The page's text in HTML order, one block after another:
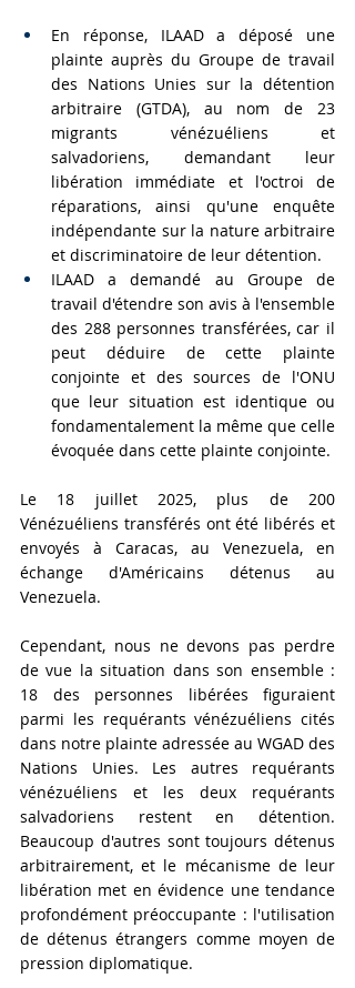
En réponse, ILAAD a déposé une
plainte auprès du Groupe de travail
des Nations Unies sur la détention
arbitraire (GTDA), au nom de 23
migrants vénézuéliens et
salvadoriens, demandant leur
libération immédiate et l'octroi de
réparations, ainsi qu'une enquête
indépendante sur la nature arbitraire
et discriminatoire de leur détention.
ILAAD a demandé au Groupe de
travail d'étendre son avis à l'ensemble
des 288 personnes transférées, car il
peut déduire de cette plainte
conjointe et des sources de l'ONU
que leur situation est identique ou
fondamentalement la même que celle
évoquée dans cette plainte conjointe.
Le 18 juillet 2025, plus de 200
Vénézuéliens transférés ont été libérés et
envoyés à Caracas, au Venezuela, en
échange d'Américains détenus au
Venezuela.
Cependant, nous ne devons pas perdre
de vue la situation dans son ensemble :
18 des personnes libérées figuraient
parmi les requérants vénézuéliens cités
dans notre plainte adressée au WGAD des
Nations Unies. Les autres requérants
vénézuéliens et les deux requérants
salvadoriens restent en détention.
Beaucoup d'autres sont toujours détenus
arbitrairement, et le mécanisme de leur
libération met en évidence une tendance
profondément préoccupante : l'utilisation
de détenus étrangers comme moyen de
pression diplomatique.